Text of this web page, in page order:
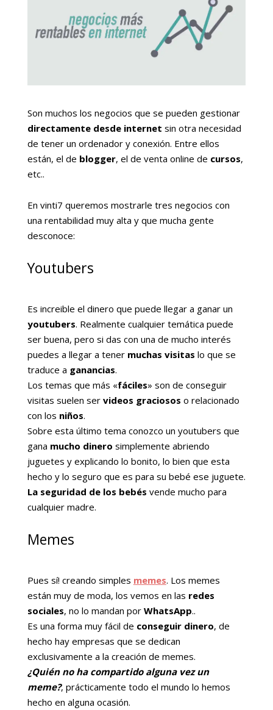
Son muchos los negocios que se pueden gestionar
directamente desde internet sin otra necesidad
de tener un ordenador y conexión. Entre ellos
están, el de blogger, el de venta online de cursos,
etc..
En vinti7 queremos mostrarle tres negocios con
una rentabilidad muy alta y que mucha gente
desconoce:
Youtubers
Es increible el dinero que puede llegar a ganar un
youtubers. Realmente cualquier temática puede
ser buena, pero si das con una de mucho interés
puedes a llegar a tener muchas visitas lo que se
traduce a ganancias.
Los temas que más «fáciles» son de conseguir
visitas suelen ser videos graciosos o relacionado
con los niños.
Sobre esta último tema conozco un youtubers que
gana mucho dinero simplemente abriendo
juguetes y explicando lo bonito, lo bien que esta
hecho y lo seguro que es para su bebé ese juguete.
La seguridad de los bebés vende mucho para
cualquier madre.
Memes
Pues sí! creando simples memes. Los memes
están muy de moda, los vemos en las redes
sociales, no lo mandan por WhatsApp..
Es una forma muy fácil de conseguir dinero, de
hecho hay empresas que se dedican
exclusivamente a la creación de memes.
¿Quién no ha compartido alguna vez un
meme?, prácticamente todo el mundo lo hemos
hecho en alguna ocasión.